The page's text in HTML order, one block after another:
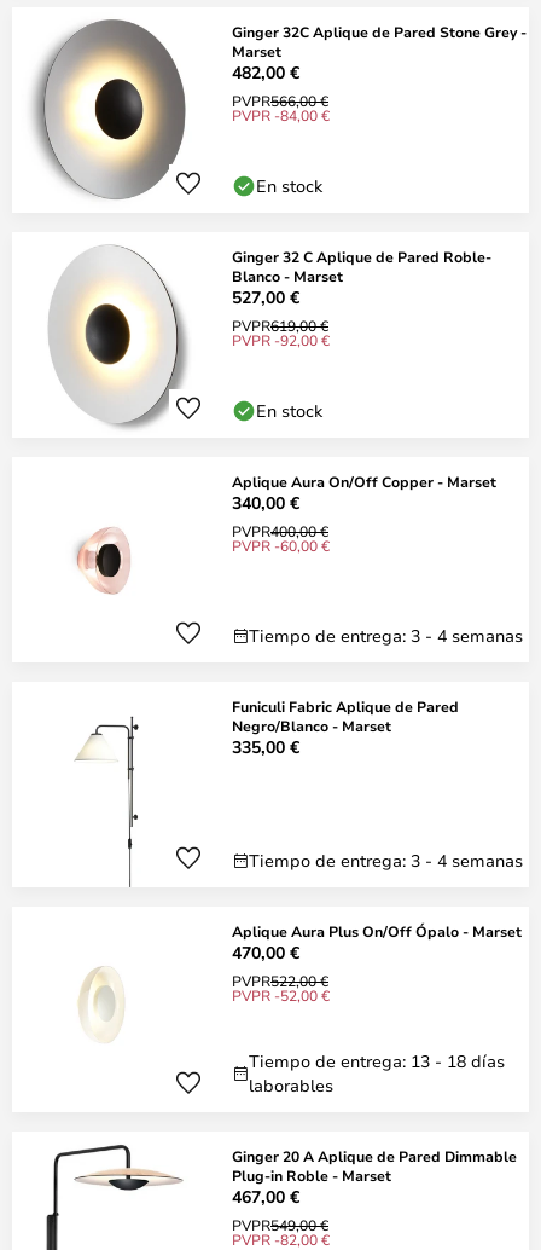
Ginger 32C Aplique de Pared Stone Grey -
Marset
482,00 €
PVPR566,00 €
PVPR -84,00 €
En stock
Ginger 32 C Aplique de Pared Roble-
Blanco - Marset
527,00 €
PVPR619,00 €
PVPR -92,00 €
En stock
Aplique Aura On/Off Copper - Marset
340,00 €
PVPR400,00 €
PVPR -60,00 €
Tiempo de entrega: 3 - 4 semanas
Funiculi Fabric Aplique de Pared
Negro/Blanco - Marset
335,00 €
Tiempo de entrega: 3 - 4 semanas
Aplique Aura Plus On/Off Ópalo - Marset
470,00 €
PVPR522,00 €
PVPR -52,00 €
Tiempo de entrega: 13 - 18 días
laborables
Ginger 20 A Aplique de Pared Dimmable
Plug-in Roble - Marset
467,00 €
PVPR549,00 €
PVPR -82,00 €